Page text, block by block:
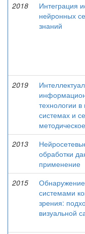
2018
Интеграция
нейронных
знаний
2019
технологии
системах и
2013
обработки
применение
2015
системами
зрения:
визуальной